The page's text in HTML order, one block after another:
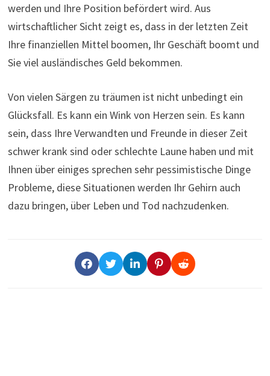
werden und Ihre Position befördert wird. Aus
wirtschaftlicher Sicht zeigt es, dass in der letzten Zeit
Ihre finanziellen Mittel boomen, Ihr Geschäft boomt und
Sie viel ausländisches Geld bekommen.
Von vielen Särgen zu träumen ist nicht unbedingt ein
Glücksfall. Es kann ein Wink von Herzen sein. Es kann
sein, dass Ihre Verwandten und Freunde in dieser Zeit
schwer krank sind oder schlechte Laune haben und mit
Ihnen über einiges sprechen sehr pessimistische Dinge
Probleme, diese Situationen werden Ihr Gehirn auch
dazu bringen, über Leben und Tod nachzudenken.